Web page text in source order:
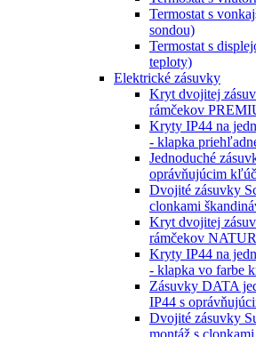
Termostat s
sondou)
Termostat s
teploty)
Elektrické zásuvky
Kryt dvojitej
rámčekov
Kryty IP44 na
- klapka
Jednoduché
oprávňujúcim
Dvojité zásuvky
clonkami
Kryt dvojitej
rámčekov
Kryty IP44 na
- klapka vo farbe
Zásuvky DATA
IP44 s
Dvojité zásuvky
montáž s